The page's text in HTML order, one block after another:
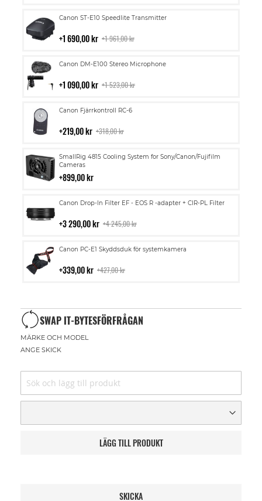
Canon ST-E10 Speedlite Transmitter
1 690,00 kr 1 961,00 kr
Lägg
i
Canon DM-E100 Stereo Microphone
1 090,00 kr 1 523,00 kr
Lägg
i
Canon Fjärrkontroll RC-6
219,00 kr 318,00 kr
Lägg
i
SmallRig 4815 Cooling System for Sony/Canon/Fujifilm
Cameras
899,00 kr
Lägg
till
i
Canon Drop-In Filter EF - EOS R -adapter + CIR-PL Filter
3 290,00 kr 4 245,00 kr
Lägg
i
Canon PC-E1 Skyddsduk för systemkamera
339,00 kr 427,00 kr
Lägg
i
SWAP IT-BYTESFÖRFRÅGAN
MÄRKE OCH MODEL
ANGE SKICK
LÄGG TILL PRODUKT
SKICKA